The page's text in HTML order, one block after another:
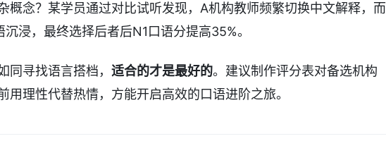
概念？某学员通过对比试听发现，A机构教师频繁切换中文解释，而
浸，最终选择后者后N1口语分提高35%。
同寻找语言搭档， 适合的才是最好的。建议制作评分表对备选机构
用理性代替热情，方能开启高效的口语进阶之旅。